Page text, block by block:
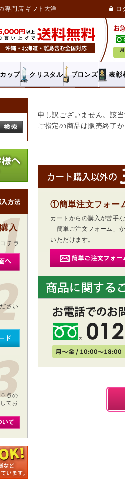
専門店 ギフト大洋 ロ
ップ クリスタル ブロンズ 表彰
申し訳ございません。該
ご指定の商品は販売終了
①簡単注文フォー
カートからの購入が苦手
「簡単ご注文フォーム」
いただけます。
入
チラ
さい
点の
てお